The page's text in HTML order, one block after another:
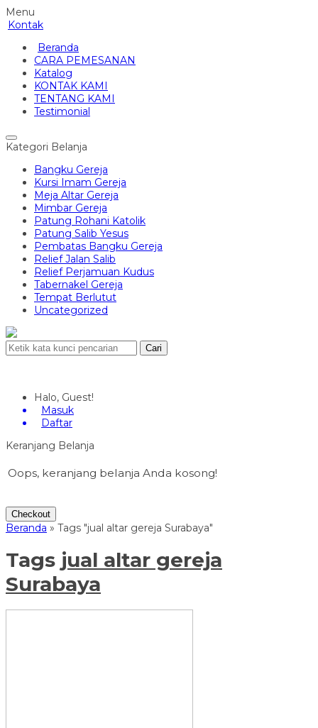
Menu
Kontak
Beranda
CARA PEMESANAN
Katalog
KONTAK KAMI
TENTANG KAMI
Testimonial
Kategori Belanja
Bangku Gereja
Kursi Imam Gereja
Meja Altar Gereja
Mimbar Gereja
Patung Rohani Katolik
Patung Salib Yesus
Pembatas Bangku Gereja
Relief Jalan Salib
Relief Perjamuan Kudus
Tabernakel Gereja
Tempat Berlutut
Uncategorized
Cari
Halo, Guest!
Masuk
Daftar
Keranjang Belanja
Oops, keranjang belanja Anda kosong!
Checkout
Beranda » Tags "jual altar gereja Surabaya"
Tags jual altar gereja
Surabaya